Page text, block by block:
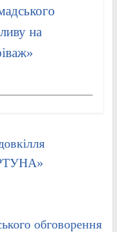
на
обговорення